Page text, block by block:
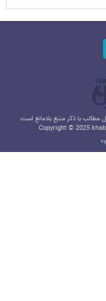
با ذکر منبع بلامانع است.
Copyright © 2025